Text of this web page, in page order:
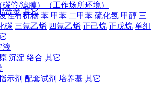
管/滤膜）（工作场所环境）
性有机物 苯 甲苯 二甲苯 硫化氢 甲醇 三
碳 三氯乙烯 四氯乙烯 正己烷 正戊烷 单组
液
沉淀 络合 其它
示剂 配套试剂 培养基 其它
合金 其它